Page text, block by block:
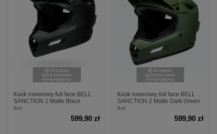
Produkt
tymczasowo
niedostępny
Kask rowerowy full face BELL
SANCTION 2 Matte Black
Bell
599,90 zł
Produkt
tymczasowo
niedostępny
Kask rowerowy full face BELL
SANCTION 2 Matte Dark Green
Bell
599,90 zł